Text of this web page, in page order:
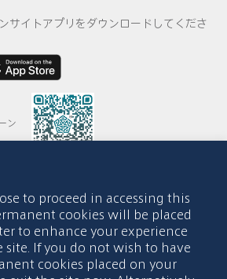
サイトアプリをダウンロードしてくださ
ン
Jameel IPR Company Limited. Permission
strictly subject to the Terms of Use. The
and the Abdul Latif Jameel logotype and
are trademarks or registered trademarks
Company Limited.
to proceed in accessing this
cookies will be placed
to enhance your experience
If you do not wish to have
cookies placed on your